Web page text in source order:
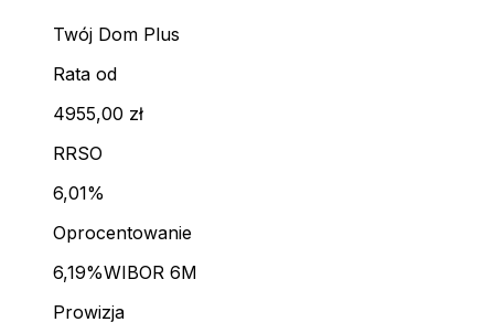
Twój Dom Plus
Rata od
4955,00 zł
RRSO
6,01%
Oprocentowanie
6,19%WIBOR 6M
Prowizja